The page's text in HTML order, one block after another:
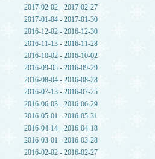
2017-02-02 - 2017-02-27
2017-01-04 - 2017-01-30
2016-12-02 - 2016-12-30
2016-11-13 - 2016-11-28
2016-10-02 - 2016-10-02
2016-09-05 - 2016-09-29
2016-08-04 - 2016-08-28
2016-07-13 - 2016-07-25
2016-06-03 - 2016-06-29
2016-05-01 - 2016-05-31
2016-04-14 - 2016-04-18
2016-03-01 - 2016-03-28
2016-02-02 - 2016-02-27